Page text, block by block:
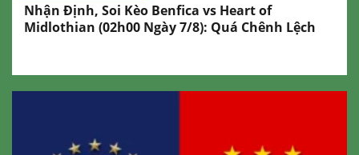
Nhận Định, Soi Kèo Benfica vs Heart of
Midlothian (02h00 Ngày 7/8): Quá Chênh Lệch